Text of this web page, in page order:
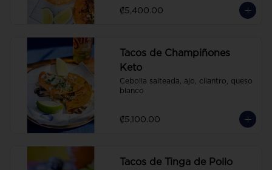
₡5,400.00
Tacos de Champiñones
Keto
Cebolla salteada, ajo, cilantro, queso
blanco
₡5,100.00
Tacos de Tinga de Pollo